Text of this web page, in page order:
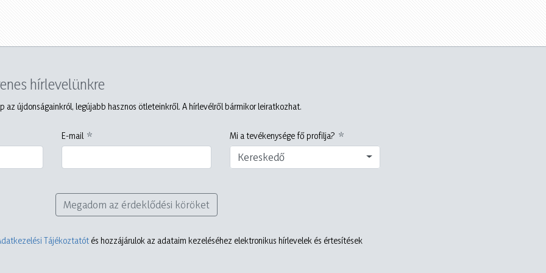
hírlevelünkre
az újdonságainkról, legújabb hasznos ötleteinkről. A hírlevélről bármikor leiratkozhat.
E-mail Mi a tevékenysége fő profilja?
Kereskedő
Megadom az érdeklődési köröket
Tájékoztatót és hozzájárulok az adataim kezeléséhez elektronikus hírlevelek és értesítések